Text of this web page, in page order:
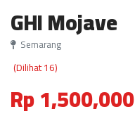
GHI Mojave
Semarang
(Dilihat 16)
Rp 1,500,000